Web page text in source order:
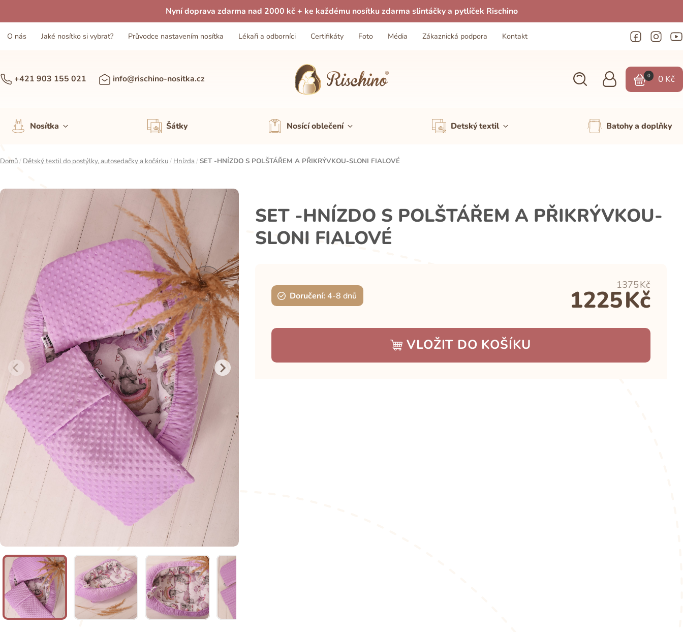
Nyní doprava zdarma nad 2000 kč + ke každému nosítku zdarma slintáčky a pytlíček Rischino
O nás Jaké nosítko si vybrat? Průvodce nastavením nosítka Lékaři a odborníci Certifikáty Foto Média Zákaznická podpora Kontakt
+421 903 155 021 info@rischino-nositka.cz 0 0 Kč
Nosítka Šátky Nosící oblečení Detský textil Batohy a doplňky
Domů/ Dětský textil do postýlky, autosedačky a kočárku/ Hnízda /SET -HNÍZDO S POLŠTÁŘEM A PŘIKRÝVKOU-SLONI FIALOVÉ
SET -HNÍZDO S POLŠTÁŘEM A PŘIKRÝVKOU-
SLONI FIALOVÉ
Doručení: 4-8 dnů
1375Kč
1225Kč
VLOŽIT DO KOŠÍKU